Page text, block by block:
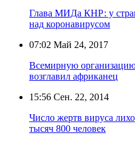
Глава МИДа КНР: у
над коронавирусом
07:02 Май 24, 2017
Всемирную
возглавил африканец
15:56 Сен. 22, 2014
Число жертв вируса
тысяч 800 человек